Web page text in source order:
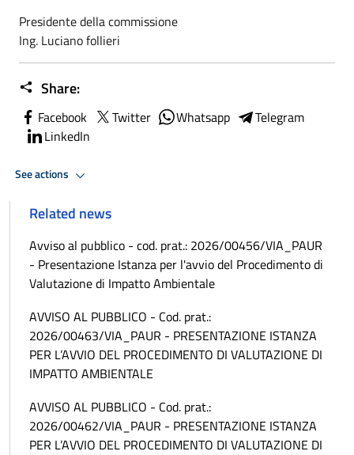
Presidente della commissione
Ing. Luciano follieri
Share:
Facebook Twitter Whatsapp
Telegram
LinkedIn
See actions
Related news
Avviso al pubblico - cod. prat.: 2026/00456/VIA_PAUR
- Presentazione Istanza per l'avvio del Procedimento di
Valutazione di Impatto Ambientale
AVVISO AL PUBBLICO - Cod. prat.:
2026/00463/VIA_PAUR - PRESENTAZIONE ISTANZA
PER L’AVVIO DEL PROCEDIMENTO DI VALUTAZIONE DI
IMPATTO AMBIENTALE
AVVISO AL PUBBLICO - Cod. prat.:
2026/00462/VIA_PAUR - PRESENTAZIONE ISTANZA
PER L’AVVIO DEL PROCEDIMENTO DI VALUTAZIONE DI